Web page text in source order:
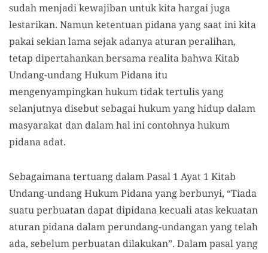
sudah menjadi kewajiban untuk kita hargai juga
lestarikan. Namun ketentuan pidana yang saat ini kita
pakai sekian lama sejak adanya aturan peralihan,
tetap dipertahankan bersama realita bahwa Kitab
Undang-undang Hukum Pidana itu
mengenyampingkan hukum tidak tertulis yang
selanjutnya disebut sebagai hukum yang hidup dalam
masyarakat dan dalam hal ini contohnya hukum
pidana adat.
Sebagaimana tertuang dalam Pasal 1 Ayat 1 Kitab
Undang-undang Hukum Pidana yang berbunyi, “Tiada
suatu perbuatan dapat dipidana kecuali atas kekuatan
aturan pidana dalam perundang-undangan yang telah
ada, sebelum perbuatan dilakukan”. Dalam pasal yang